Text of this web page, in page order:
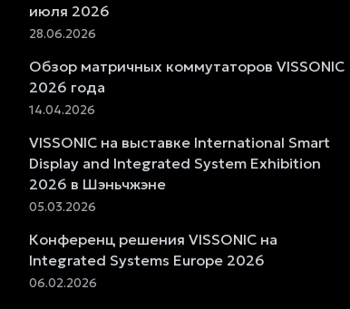
июля 2026
28.06.2026
Обзор матричных коммутаторов VISSONIC
2026 года
14.04.2026
VISSONIC на выставке International Smart
Display and Integrated System Exhibition
2026 в Шэньчжэне
05.03.2026
Конференц решения VISSONIC на
Integrated Systems Europe 2026
06.02.2026